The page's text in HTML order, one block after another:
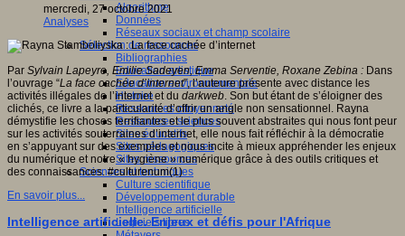
Algorithme
Données
Réseaux sociaux et champ scolaire
Sélection de ressources
Bibliographies
Education artistique
Education environnementale
Histoire
Ressources citoyenneté
Ressources sciences
Sites éducatifs
Sites pédagogiques
Sites ressources
Sciences et techniques
Culture scientifique
Développement durable
Intelligence artificielle
Logiciels libres
mercredi, 27 octobre 2021
Analyses
Par Sylvain Lapeyre, Emilie Sadeyen, Emma Serventie, Roxane Zebina : Dans
l’ouvrage “La face cachée d’internet”, l’auteure présente avec distance les
activités illégales de l’internet et du darkweb. Son but étant de s’éloigner des
clichés, ce livre a la particularité d’offrir un angle non sensationnel. Rayna
démystifie les choses terrifiantes et le plus souvent abstraites qui nous font peur
sur les activités souterraines d’internet, elle nous fait réfléchir à la démocratie
en s’appuyant sur des exemples et nous incite à mieux appréhender les enjeux
du numérique et notre « hygiène » numérique grâce à des outils critiques et
des connaissances. #culturenum(1)
En savoir plus...
Intelligence artificielle. Enjeux et défis pour l'Afrique